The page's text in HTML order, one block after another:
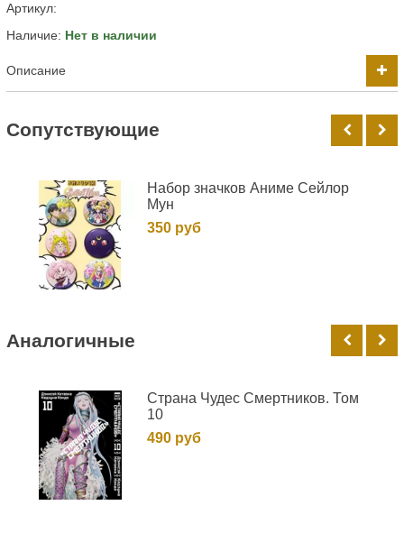
Артикул:
Наличие: Нет в наличии
Описание
Cопутствующие
Набор значков Аниме Сейлор
Мун
350 руб
Аналогичные
Страна Чудес Смертников. Том
10
490 руб